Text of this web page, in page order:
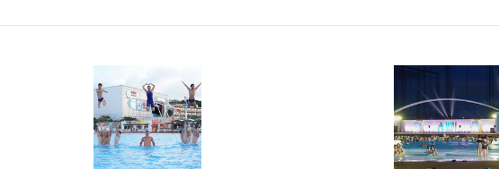
ク 疲れない 跳ね上げ式アームレスト コンパクト 約105度ロッキング pc 事務椅子 360度回
| FlexScan EV3240X-WT | 31.5型4K UHD・USB Type-C・ホワイト
ギュラー 1回使い捨て 無香料 ホワイト 300枚